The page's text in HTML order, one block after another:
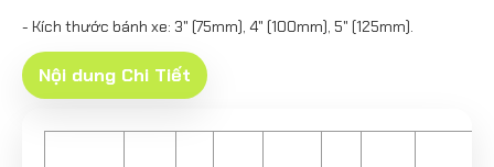
- Kích thước bánh xe: 3" (75mm), 4" (100mm), 5" (125mm).
Nội dung Chi Tiết